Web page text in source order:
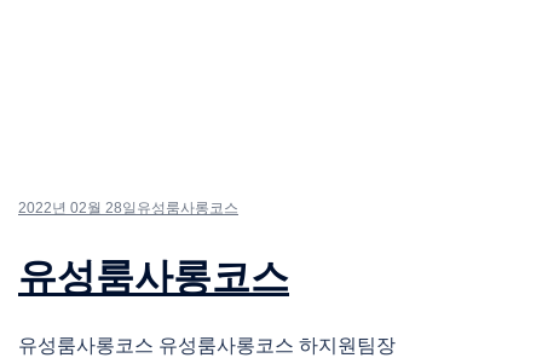
2022년 02월 28일 유성룸사롱코스
유성룸사롱코스
유성룸사롱코스 유성룸사롱코스 하지원팀장